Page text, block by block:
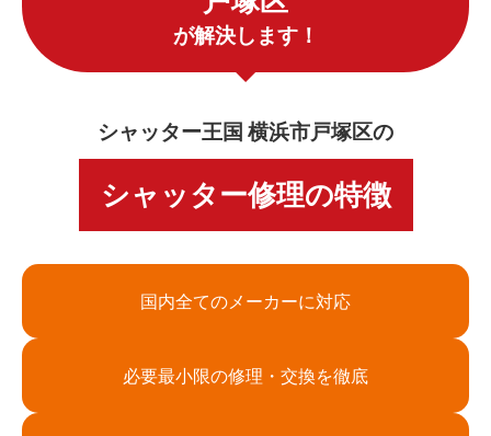
が解決します！
シャッター王国 横浜市戸塚区の
シャッター修理の特徴
国内全てのメーカーに対応
必要最小限の修理・交換を徹底